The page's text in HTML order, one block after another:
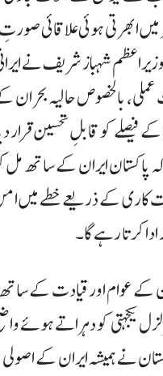
ابھرتی ہوئی علاقائی
شہباز شریف نے
عملی، بالخصوص حالیہ بحران
کو قابلِ تحسین قرار
پاکستان ایران کے ساتھ مل
کاری کے ذریعے خطے میں
ادا کرتا رہے گا۔
کے عوام اور قیادت کے
یکجہتی کو دہراتے ہوئے
نے ہمیشہ ایران کے